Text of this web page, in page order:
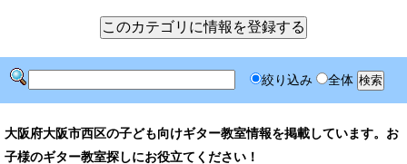
絞り込み 全体
大阪府大阪市西区の子ども向けギター教室情報を掲載しています。お
子様のギター教室探しにお役立てください！